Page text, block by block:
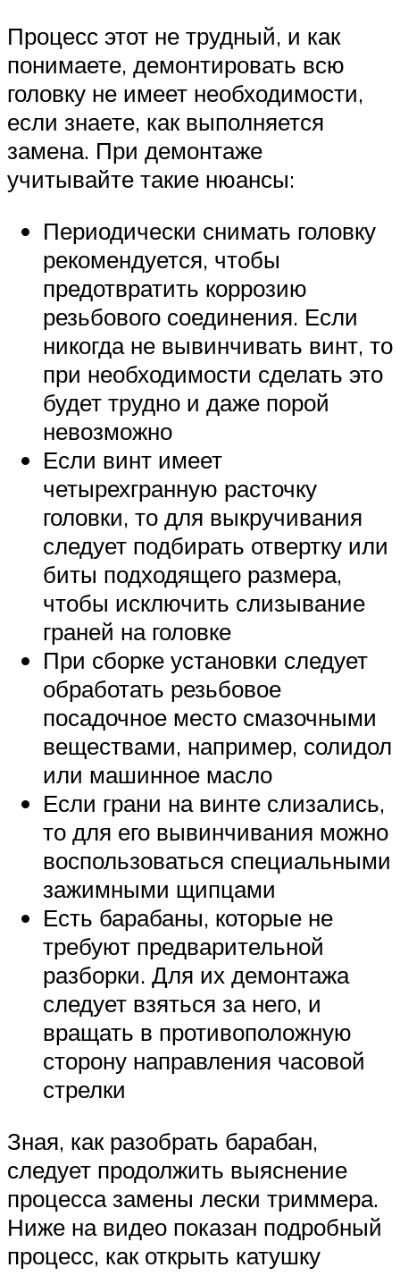
Процесс этот не трудный, и как
понимаете, демонтировать всю
головку не имеет необходимости,
если знаете, как выполняется
замена. При демонтаже
учитывайте такие нюансы:
Периодически снимать головку
рекомендуется, чтобы
предотвратить коррозию
резьбового соединения. Если
никогда не вывинчивать винт, то
при необходимости сделать это
будет трудно и даже порой
невозможно
Если винт имеет
четырехгранную расточку
головки, то для выкручивания
следует подбирать отвертку или
биты подходящего размера,
чтобы исключить слизывание
граней на головке
При сборке установки следует
обработать резьбовое
посадочное место смазочными
веществами, например, солидол
или машинное масло
Если грани на винте слизались,
то для его вывинчивания можно
воспользоваться специальными
зажимными щипцами
Есть барабаны, которые не
требуют предварительной
разборки. Для их демонтажа
следует взяться за него, и
вращать в противоположную
сторону направления часовой
стрелки
Зная, как разобрать барабан,
следует продолжить выяснение
процесса замены лески триммера.
Ниже на видео показан подробный
процесс, как открыть катушку